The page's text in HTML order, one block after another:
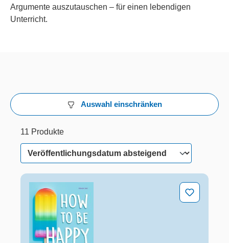
Argumente auszutauschen – für einen lebendigen
Unterricht.
Auswahl einschränken
11 Produkte
11 von 11 Produkten werden angezeigt
11 Produkte
How to be happy